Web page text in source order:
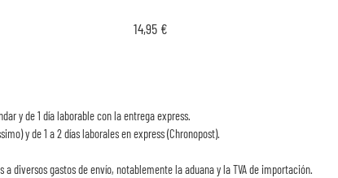
14,95 €
y de 1 día laborable con la entrega express.
y de 1 a 2 días laborales en express (Chronopost).
diversos gastos de envío, notablemente la aduana y la TVA de importación.